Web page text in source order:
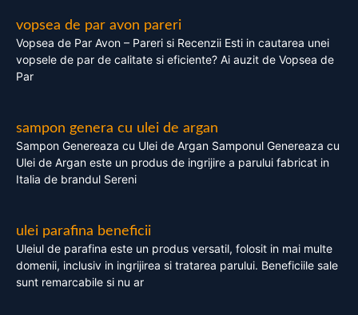
vopsea de par avon pareri
Vopsea de Par Avon – Pareri si Recenzii Esti in cautarea unei
vopsele de par de calitate si eficiente? Ai auzit de Vopsea de
Par
sampon genera cu ulei de argan
Sampon Genereaza cu Ulei de Argan Samponul Genereaza cu
Ulei de Argan este un produs de ingrijire a parului fabricat in
Italia de brandul Sereni
ulei parafina beneficii
Uleiul de parafina este un produs versatil, folosit in mai multe
domenii, inclusiv in ingrijirea si tratarea parului. Beneficiile sale
sunt remarcabile si nu ar